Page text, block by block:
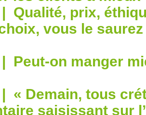
| Qualité, prix,
vous le
| Peut-on manger
| « Demain, tous
saisissant sur